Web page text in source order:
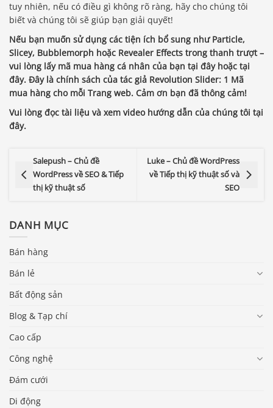
tuy nhiên, nếu có điều gì không rõ ràng, hãy cho chúng tôi
biết và chúng tôi sẽ giúp bạn giải quyết!
Nếu bạn muốn sử dụng các tiện ích bổ sung như Particle,
Slicey, Bubblemorph hoặc Revealer Effects trong thanh trượt –
vui lòng lấy mã mua hàng cá nhân của bạn tại đây hoặc tại
đây. Đây là chính sách của tác giả Revolution Slider: 1 Mã
mua hàng cho mỗi Trang web. Cảm ơn bạn đã thông cảm!
Vui lòng đọc tài liệu và xem video hướng dẫn của chúng tôi tại
đây.
Salepush – Chủ đề
WordPress về SEO & Tiếp
thị kỹ thuật số
Luke – Chủ đề WordPress
về Tiếp thị kỹ thuật số và
SEO
DANH MỤC
Bán hàng
Bán lẻ
Bất động sản
Blog & Tạp chí
Cao cấp
Công nghệ
Đám cưới
Di động